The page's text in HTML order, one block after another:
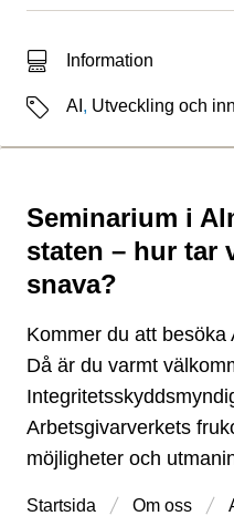
Typ av sökträff
Information
Etiketter
AI , Utveckling och
Seminarium i
staten – hur tar
snava?
Typ av sida
Kommer du att
Då är du varmt
Arbetsgivarverkets
möjligheter och
Startsida Om oss